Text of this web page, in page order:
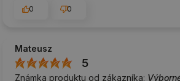
0
0
Mateusz
5
Známka produktu od zákazníka: